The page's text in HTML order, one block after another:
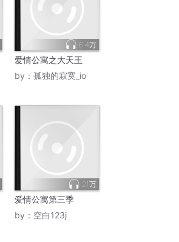
6.4万
爱情公寓之大天王
by： 孤独的寂寞_io
21万
爱情公寓第三季
by： 空白123j